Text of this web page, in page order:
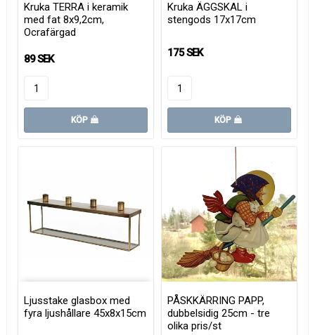
Kruka TERRA i keramik
med fat 8x9,2cm,
Ocrafärgad
89 SEK
KÖP
Kruka ÄGGSKAL i
stengods 17x17cm
175 SEK
KÖP
Ljusstake glasbox med
fyra ljushållare 45x8x15cm
PÅSKKÄRRING PAPP,
dubbelsidig 25cm - tre
olika pris/st